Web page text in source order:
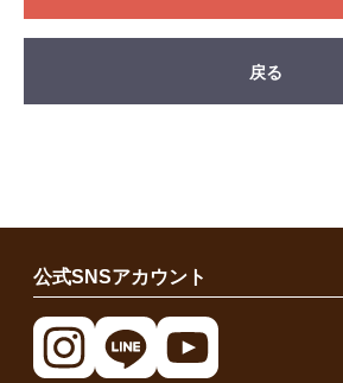
戻る
公式SNSアカウント